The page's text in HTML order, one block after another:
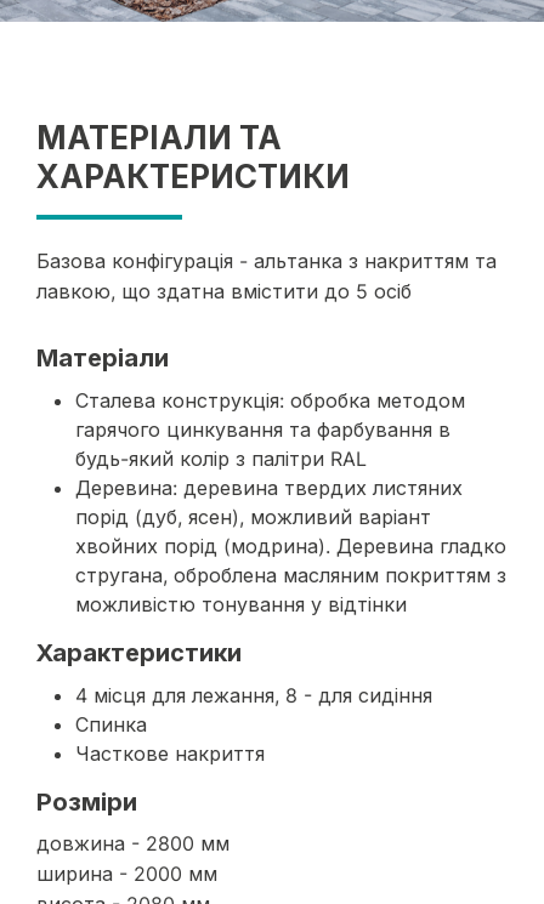
МАТЕРІАЛИ ТА
ХАРАКТЕРИСТИКИ
Базова конфігурація - альтанка з накриттям та
лавкою, що здатна вмістити до 5 осіб
Матеріали
Сталева конструкція: обробка методом
гарячого цинкування та фарбування в
будь-який колір з палітри RAL
Деревина: деревина твердих листяних
порід (дуб, ясен), можливий варіант
хвойних порід (модрина). Деревина гладко
стругана, оброблена масляним покриттям з
можливістю тонування у відтінки
Характеристики
4 місця для лежання, 8 - для сидіння
Спинка
Часткове накриття
Розміри
довжина - 2800 мм
ширина - 2000 мм